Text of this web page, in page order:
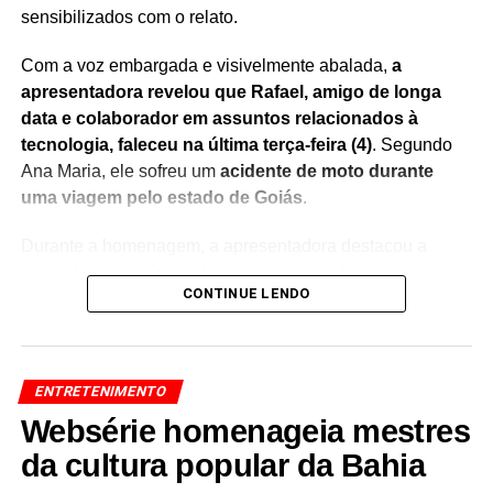
sensibilizados com o relato.
Com a voz embargada e visivelmente abalada, a
apresentadora revelou que Rafael, amigo de longa
data e colaborador em assuntos relacionados à
tecnologia, faleceu na última terça-feira (4). Segundo
Ana Maria, ele sofreu um acidente de moto durante
uma viagem pelo estado de Goiás.
amizade construída ao longo dos anos e lembrou da
importante contribuição de Rafael nos projetos
emoção, Ana Maria Braga chorou ao vivo, recebendo
manifestações de solidariedade do público nas redes
sociais.
O momento rapidamente repercutiu entre fãs e
internautas, que enviaram mensagens de apoio à
CONTINUE LENDO
ENTRETENIMENTO
Websérie homenageia mestres
da cultura popular da Bahia